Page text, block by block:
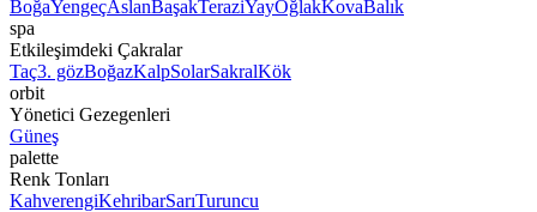
BoğaYengeçAslanBaşakTeraziYayOğlakKovaBalık
spa
Etkileşimdeki Çakralar
Taç3. gözBoğazKalpSolarSakralKök
orbit
Yönetici Gezegenleri
Güneş
palette
Renk Tonları
KahverengiKehribarSarıTuruncu